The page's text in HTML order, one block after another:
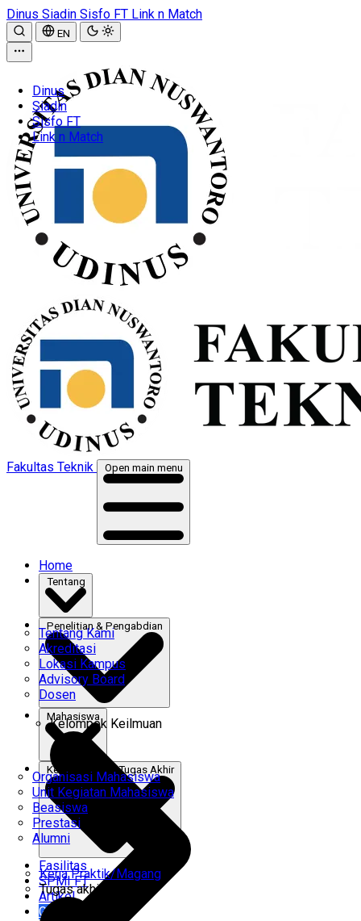
Dinus Siadin Sisfo FT Link n Match
EN
Dinus
Siadin
Sisfo FT
Link n Match
Fakultas Teknik Open main menu
Home
Tentang Kami
Akreditasi
Lokasi Kampus
Advisory Board
Dosen
Kelompok Keilmuan
Mahasiswa
Organisasi Mahasiswa
Unit Kegiatan Mahasiswa
Beasiswa
Prestasi
Alumni
Kerja Praktik & Tugas Akhir
Kerja Praktik/Magang
Tugas akhir
Fasilitas
SPMI FT
Artikel
Gabung Kami